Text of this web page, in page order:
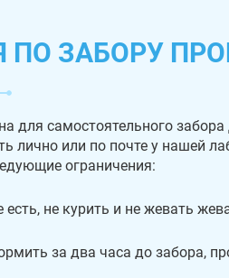
ПО ЗАБОРУ
для самостоятельного
лично или по почте у нашей
ограничения:
есть, не курить и не жевать
за два часа до забора,